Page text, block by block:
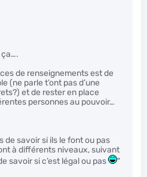
ça….
de renseignements est de
(ne parle t’ont pas d’une
et de rester en place
personnes au pouvoir…
de savoir si ils le font ou pas
à différents niveaux, suivant
savoir si c’est légal ou pas
"